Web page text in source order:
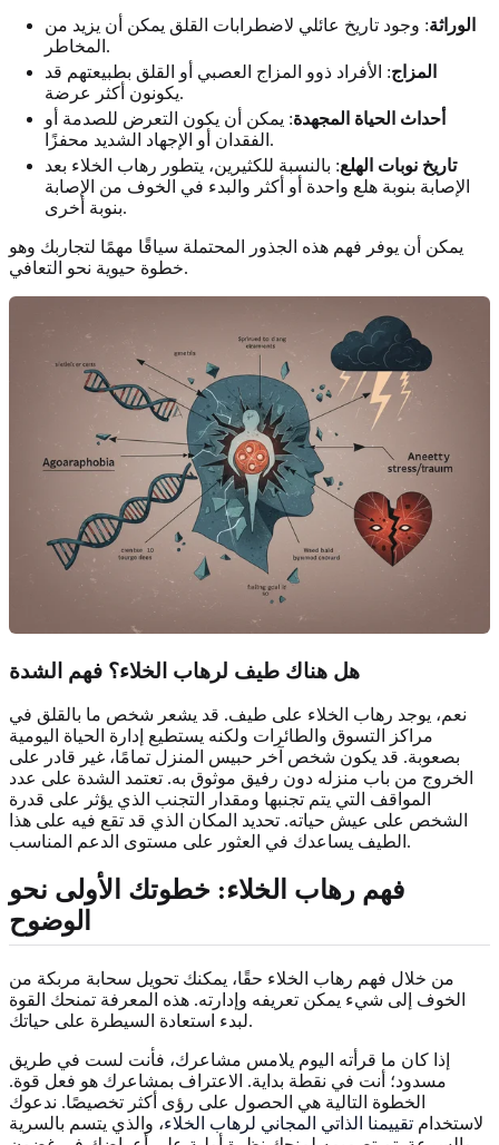
الوراثة: وجود تاريخ عائلي لاضطرابات القلق يمكن أن يزيد من
المخاطر.
المزاج: الأفراد ذوو المزاج العصبي أو القلق بطبيعتهم قد
يكونون أكثر عرضة.
أحداث الحياة المجهدة: يمكن أن يكون التعرض للصدمة أو
الفقدان أو الإجهاد الشديد محفزًا.
تاريخ نوبات الهلع: بالنسبة للكثيرين، يتطور رهاب الخلاء بعد
الإصابة بنوبة هلع واحدة أو أكثر والبدء في الخوف من الإصابة
بنوبة أخرى.
يمكن أن يوفر فهم هذه الجذور المحتملة سياقًا مهمًا لتجاربك وهو
خطوة حيوية نحو التعافي.
هل هناك طيف لرهاب الخلاء؟ فهم الشدة
نعم، يوجد رهاب الخلاء على طيف. قد يشعر شخص ما بالقلق في
مراكز التسوق والطائرات ولكنه يستطيع إدارة الحياة اليومية
بصعوبة. قد يكون شخص آخر حبيس المنزل تمامًا، غير قادر على
الخروج من باب منزله دون رفيق موثوق به. تعتمد الشدة على عدد
المواقف التي يتم تجنبها ومقدار التجنب الذي يؤثر على قدرة
الشخص على عيش حياته. تحديد المكان الذي قد تقع فيه على هذا
الطيف يساعدك في العثور على مستوى الدعم المناسب.
فهم رهاب الخلاء: خطوتك الأولى نحو
الوضوح
من خلال فهم رهاب الخلاء حقًا، يمكنك تحويل سحابة مربكة من
الخوف إلى شيء يمكن تعريفه وإدارته. هذه المعرفة تمنحك القوة
لبدء استعادة السيطرة على حياتك.
إذا كان ما قرأته اليوم يلامس مشاعرك، فأنت لست في طريق
مسدود؛ أنت في نقطة بداية. الاعتراف بمشاعرك هو فعل قوة.
الخطوة التالية هي الحصول على رؤى أكثر تخصيصًا. ندعوك
لاستخدام تقييمنا الذاتي المجاني لرهاب الخلاء، والذي يتسم بالسرية